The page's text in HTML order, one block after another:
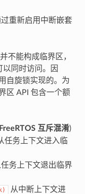
重新启用中断嵌套
不能构成临界区，
同时访问。因
自旋锁实现的。为
区 API 包含一个额
互斥混淆)
任务上下文进入临
任务上下文退出临界
从中断上下文进